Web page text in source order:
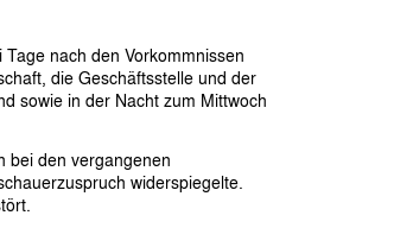
nach den Vorkommnissen
die Geschäftsstelle und der
sowie in der Nacht zum Mittwoch
bei den vergangenen
widerspiegelte.